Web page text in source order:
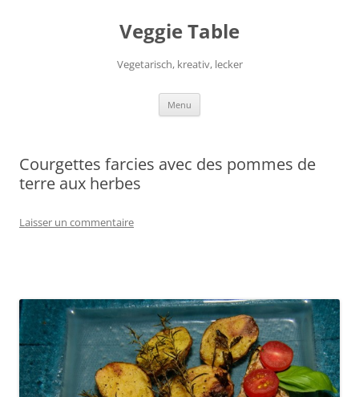
Veggie Table
Vegetarisch, kreativ, lecker
Menu
Courgettes farcies avec des pommes de
terre aux herbes
Laisser un commentaire